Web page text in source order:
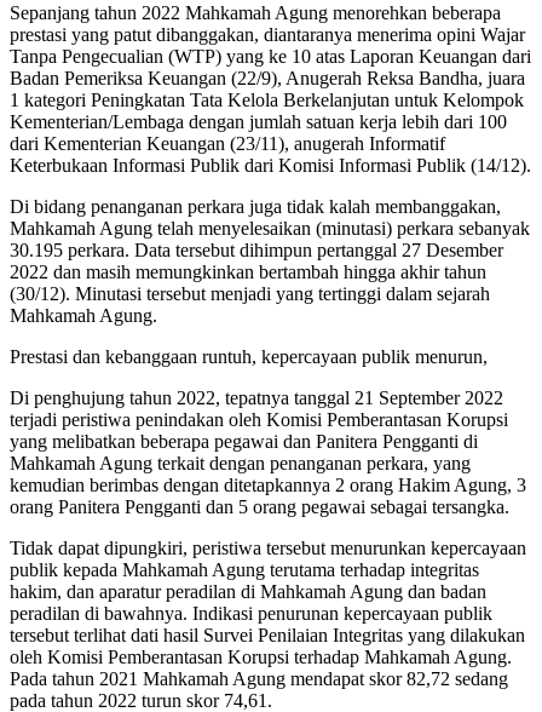
Sepanjang tahun 2022 Mahkamah Agung menorehkan beberapa
prestasi yang patut dibanggakan, diantaranya menerima opini Wajar
Tanpa Pengecualian (WTP) yang ke 10 atas Laporan Keuangan dari
Badan Pemeriksa Keuangan (22/9), Anugerah Reksa Bandha, juara
1 kategori Peningkatan Tata Kelola Berkelanjutan untuk Kelompok
Kementerian/Lembaga dengan jumlah satuan kerja lebih dari 100
dari Kementerian Keuangan (23/11), anugerah Informatif
Keterbukaan Informasi Publik dari Komisi Informasi Publik (14/12).
Di bidang penanganan perkara juga tidak kalah membanggakan,
Mahkamah Agung telah menyelesaikan (minutasi) perkara sebanyak
30.195 perkara. Data tersebut dihimpun pertanggal 27 Desember
2022 dan masih memungkinkan bertambah hingga akhir tahun
(30/12). Minutasi tersebut menjadi yang tertinggi dalam sejarah
Mahkamah Agung.
Prestasi dan kebanggaan runtuh, kepercayaan publik menurun,
Di penghujung tahun 2022, tepatnya tanggal 21 September 2022
terjadi peristiwa penindakan oleh Komisi Pemberantasan Korupsi
yang melibatkan beberapa pegawai dan Panitera Pengganti di
Mahkamah Agung terkait dengan penanganan perkara, yang
kemudian berimbas dengan ditetapkannya 2 orang Hakim Agung, 3
orang Panitera Pengganti dan 5 orang pegawai sebagai tersangka.
Tidak dapat dipungkiri, peristiwa tersebut menurunkan kepercayaan
publik kepada Mahkamah Agung terutama terhadap integritas
hakim, dan aparatur peradilan di Mahkamah Agung dan badan
peradilan di bawahnya. Indikasi penurunan kepercayaan publik
tersebut terlihat dati hasil Survei Penilaian Integritas yang dilakukan
oleh Komisi Pemberantasan Korupsi terhadap Mahkamah Agung.
Pada tahun 2021 Mahkamah Agung mendapat skor 82,72 sedang
pada tahun 2022 turun skor 74,61.